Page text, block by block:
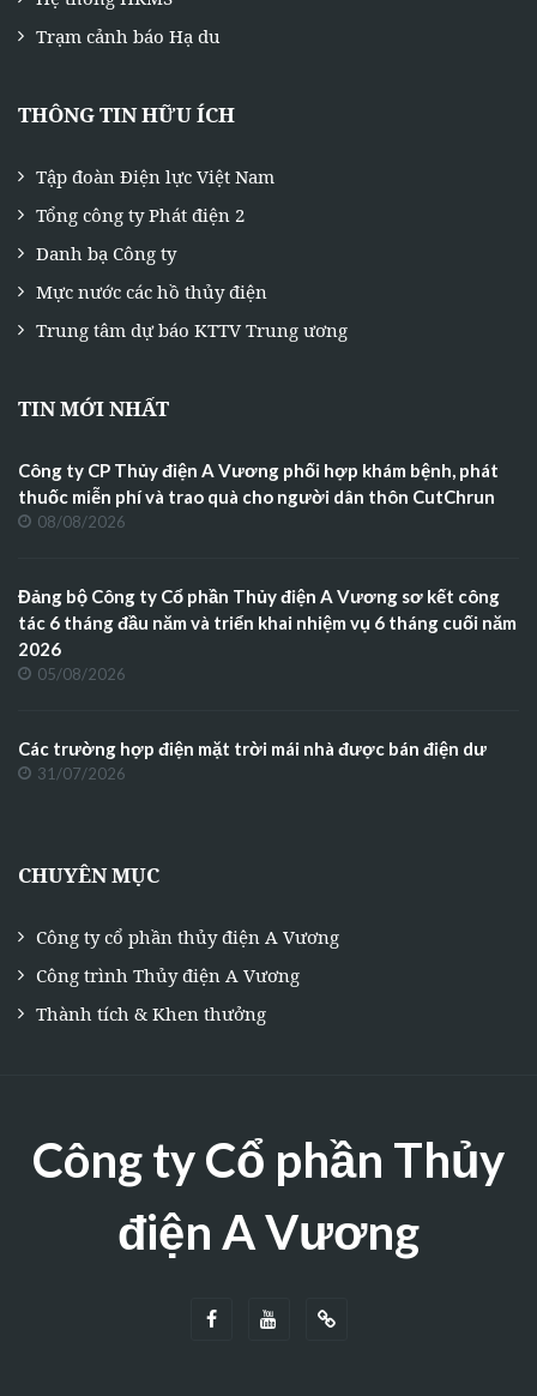
Trạm cảnh báo Hạ du
THÔNG TIN HỮU ÍCH
Tập đoàn Điện lực Việt Nam
Tổng công ty Phát điện 2
Danh bạ Công ty
Mực nước các hồ thủy điện
Trung tâm dự báo KTTV Trung ương
TIN MỚI NHẤT
Công ty CP Thủy điện A Vương phối hợp khám bệnh, phát
thuốc miễn phí và trao quà cho người dân thôn CutChrun
08/08/2026
Đảng bộ Công ty Cổ phần Thủy điện A Vương sơ kết công
tác 6 tháng đầu năm và triển khai nhiệm vụ 6 tháng cuối năm
2026
05/08/2026
Các trường hợp điện mặt trời mái nhà được bán điện dư
31/07/2026
CHUYÊN MỤC
Công ty cổ phần thủy điện A Vương
Công trình Thủy điện A Vương
Thành tích & Khen thưởng
Công ty Cổ phần Thủy
điện A Vương